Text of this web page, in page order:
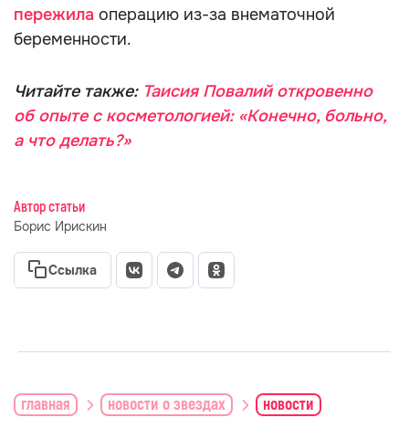
пережила операцию из-за внематочной
беременности.
Читайте также: Таисия Повалий откровенно
об опыте с косметологией: «Конечно, больно,
а что делать?»
Автор статьи
Борис Ирискин
Ссылка
главная новости о звездах новости